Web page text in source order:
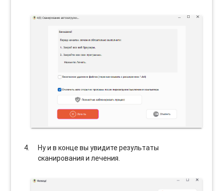
Ну и в конце вы увидите результаты
сканирования и лечения.